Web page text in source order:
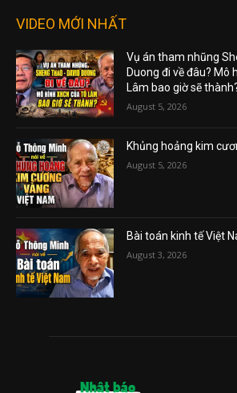
VIDEO MỚI NHẤT
Vụ án tham nhũng
Duong đi về đâu? Mô
Lâm bao giờ sẽ
August 5, 2026
Khủng hoảng kim
August 5, 2026
Bài toán kinh tế Việt
August 3, 2026